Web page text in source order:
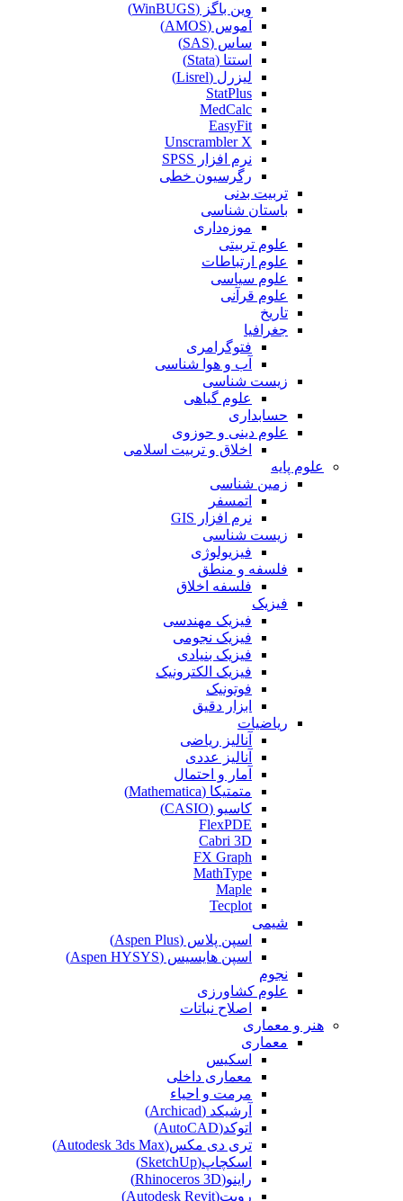
وین باگز (WinBUGS)
آموس (AMOS)
ساس (SAS)
استتا (Stata)
لیزرل (Lisrel)
StatPlus
MedCalc
EasyFit
Unscrambler X
نرم افزار SPSS
رگرسیون خطی
تربیت بدنی
باستان شناسی
موزه‌داری
علوم تربیتی
علوم ارتباطات
علوم سیاسی
علوم قرآنی
تاریخ
جغرافیا
فتوگرامری
آب و هوا شناسی
زیست شناسی
علوم گیاهی
حسابداری
علوم دینی و حوزوی
اخلاق و تربیت اسلامی
علوم پایه
زمین شناسی
اتمسفر
نرم افزار GIS
زیست شناسی
فیزیولوژی
فلسفه و منطق
فلسفه اخلاق
فیزیک
فیزیک مهندسی
فیزیک نجومی
فیزیک بنیادی
فیزیک الکترونیک
فوتونیک
ابزار دقیق
ریاضیات
آنالیز ریاضی
آنالیز عددی
آمار و احتمال
متمتیکا (Mathematica)
کاسیو (CASIO)
FlexPDE
Cabri 3D
FX Graph
MathType
Maple
Tecplot
شیمی
اسپن پلاس (Aspen Plus)
اسپن هایسیس (Aspen HYSYS)
نجوم
علوم کشاورزی
اصلاح نباتات
هنر و معماری
معماری
اسکیس
معماری داخلی
مرمت و احیاء
آرشیکد (Archicad)
اتوکد(AutoCAD)
تری دی مکس(Autodesk 3ds Max)
اسکچاپ(SketchUp)
راینو(Rhinoceros 3D)
رویت(Autodesk Revit)